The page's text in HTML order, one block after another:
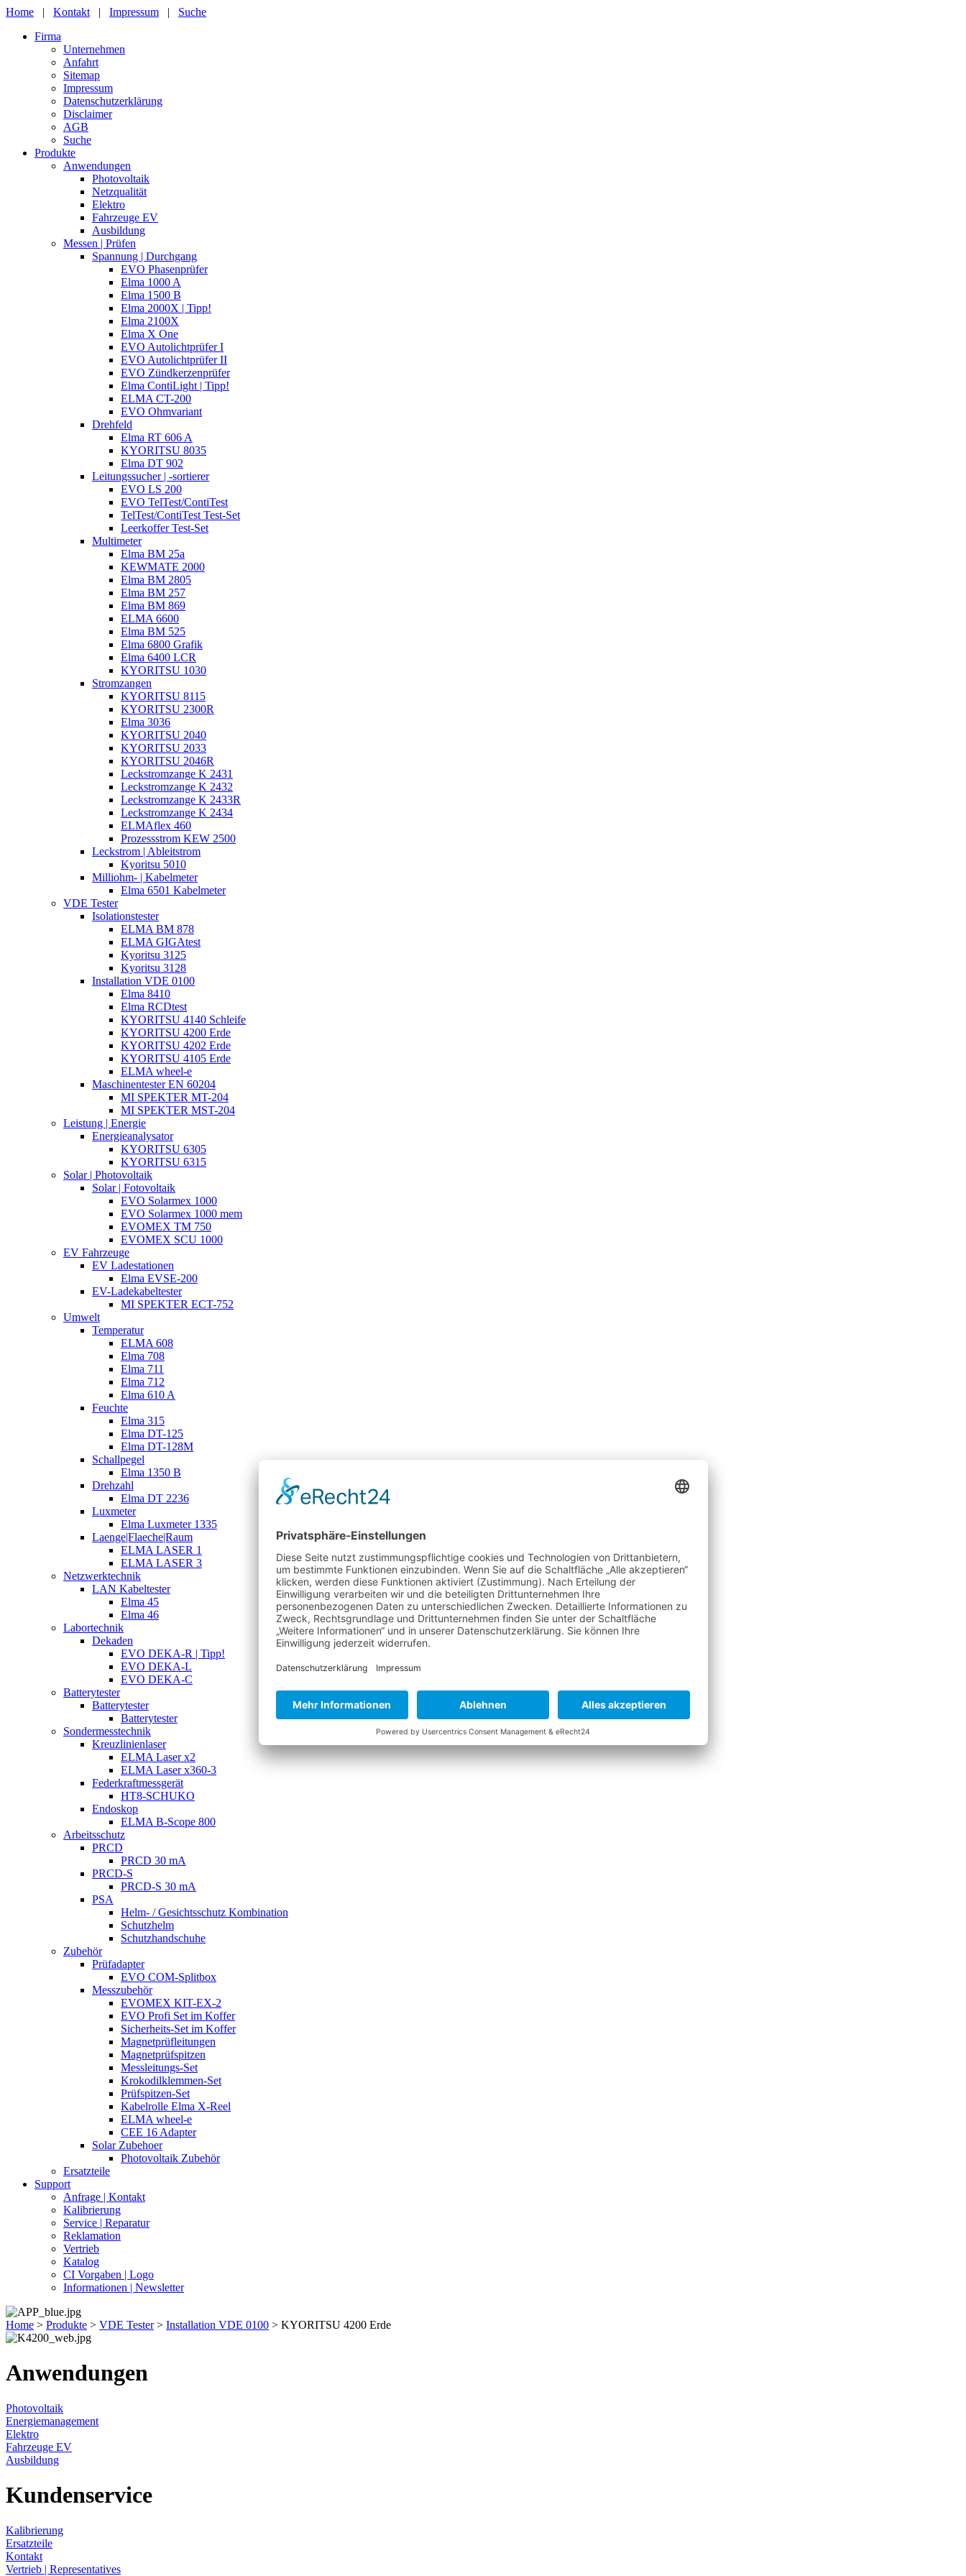
Home | Kontakt | Impressum | Suche
Firma
Unternehmen
Anfahrt
Sitemap
Impressum
Datenschutzerklärung
Disclaimer
AGB
Suche
Produkte
Anwendungen
Photovoltaik
Netzqualität
Elektro
Fahrzeuge EV
Ausbildung
Messen | Prüfen
Spannung | Durchgang
EVO Phasenprüfer
Elma 1000 A
Elma 1500 B
Elma 2000X | Tipp!
Elma 2100X
Elma X One
EVO Autolichtprüfer I
EVO Autolichtprüfer II
EVO Zündkerzenprüfer
Elma ContiLight | Tipp!
ELMA CT-200
EVO Ohmvariant
Drehfeld
Elma RT 606 A
KYORITSU 8035
Elma DT 902
Leitungssucher | -sortierer
EVO LS 200
EVO TelTest/ContiTest
TelTest/ContiTest Test-Set
Leerkoffer Test-Set
Multimeter
Elma BM 25a
KEWMATE 2000
Elma BM 2805
Elma BM 257
Elma BM 869
ELMA 6600
Elma BM 525
Elma 6800 Grafik
Elma 6400 LCR
KYORITSU 1030
Stromzangen
KYORITSU 8115
KYORITSU 2300R
Elma 3036
KYORITSU 2040
KYORITSU 2033
KYORITSU 2046R
Leckstromzange K 2431
Leckstromzange K 2432
Leckstromzange K 2433R
Leckstromzange K 2434
ELMAflex 460
Prozessstrom KEW 2500
Leckstrom | Ableitstrom
Kyoritsu 5010
Milliohm- | Kabelmeter
Elma 6501 Kabelmeter
VDE Tester
Isolationstester
ELMA BM 878
ELMA GIGAtest
Kyoritsu 3125
Kyoritsu 3128
Installation VDE 0100
Elma 8410
Elma RCDtest
KYORITSU 4140 Schleife
KYORITSU 4200 Erde
KYORITSU 4202 Erde
KYORITSU 4105 Erde
ELMA wheel-e
Maschinentester EN 60204
MI SPEKTER MT-204
MI SPEKTER MST-204
Leistung | Energie
Energieanalysator
KYORITSU 6305
KYORITSU 6315
Solar | Photovoltaik
Solar | Fotovoltaik
EVO Solarmex 1000
EVO Solarmex 1000 mem
EVOMEX TM 750
EVOMEX SCU 1000
EV Fahrzeuge
EV Ladestationen
Elma EVSE-200
EV-Ladekabeltester
MI SPEKTER ECT-752
Umwelt
Temperatur
ELMA 608
Elma 708
Elma 711
Elma 712
Elma 610 A
Feuchte
Elma 315
Elma DT-125
Elma DT-128M
Schallpegel
Elma 1350 B
Drehzahl
Elma DT 2236
Luxmeter
Elma Luxmeter 1335
Laenge|Flaeche|Raum
ELMA LASER 1
ELMA LASER 3
Netzwerktechnik
LAN Kabeltester
Elma 45
Elma 46
Labortechnik
Dekaden
EVO DEKA-R | Tipp!
EVO DEKA-L
EVO DEKA-C
Batterytester
Batterytester
Batterytester
Sondermesstechnik
Kreuzlinienlaser
ELMA Laser x2
ELMA Laser x360-3
Federkraftmessgerät
HT8-SCHUKO
Endoskop
ELMA B-Scope 800
Arbeitsschutz
PRCD
PRCD 30 mA
PRCD-S
PRCD-S 30 mA
PSA
Helm- / Gesichtsschutz Kombination
Schutzhelm
Schutzhandschuhe
Zubehör
Prüfadapter
EVO COM-Splitbox
Messzubehör
EVOMEX KIT-EX-2
EVO Profi Set im Koffer
Sicherheits-Set im Koffer
Magnetprüfleitungen
Magnetprüfspitzen
Messleitungs-Set
Krokodilklemmen-Set
Prüfspitzen-Set
Kabelrolle Elma X-Reel
ELMA wheel-e
CEE 16 Adapter
Solar Zubehoer
Photovoltaik Zubehör
Ersatzteile
Support
Anfrage | Kontakt
Kalibrierung
Service | Reparatur
Reklamation
Vertrieb
Katalog
CI Vorgaben | Logo
Informationen | Newsletter
Home > Produkte > VDE Tester > Installation VDE 0100 > KYORITSU 4200 Erde
Anwendungen
Photovoltaik
Energiemanagement
Elektro
Fahrzeuge EV
Ausbildung
Kundenservice
Kalibrierung
Ersatzteile
Kontakt
Vertrieb | Representatives